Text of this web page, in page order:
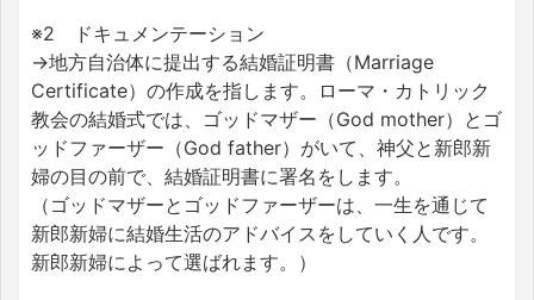
※2 ドキュメンテーション
→地方自治体に提出する結婚証明書（Marriage
Certificate）の作成を指します。ローマ・カトリック
教会の結婚式では、ゴッドマザー（God mother）とゴ
ッドファーザー（God father）がいて、神父と新郎新
婦の目の前で、結婚証明書に署名をします。
（ゴッドマザーとゴッドファーザーは、一生を通じて
新郎新婦に結婚生活のアドバイスをしていく人です。
新郎新婦によって選ばれます。）